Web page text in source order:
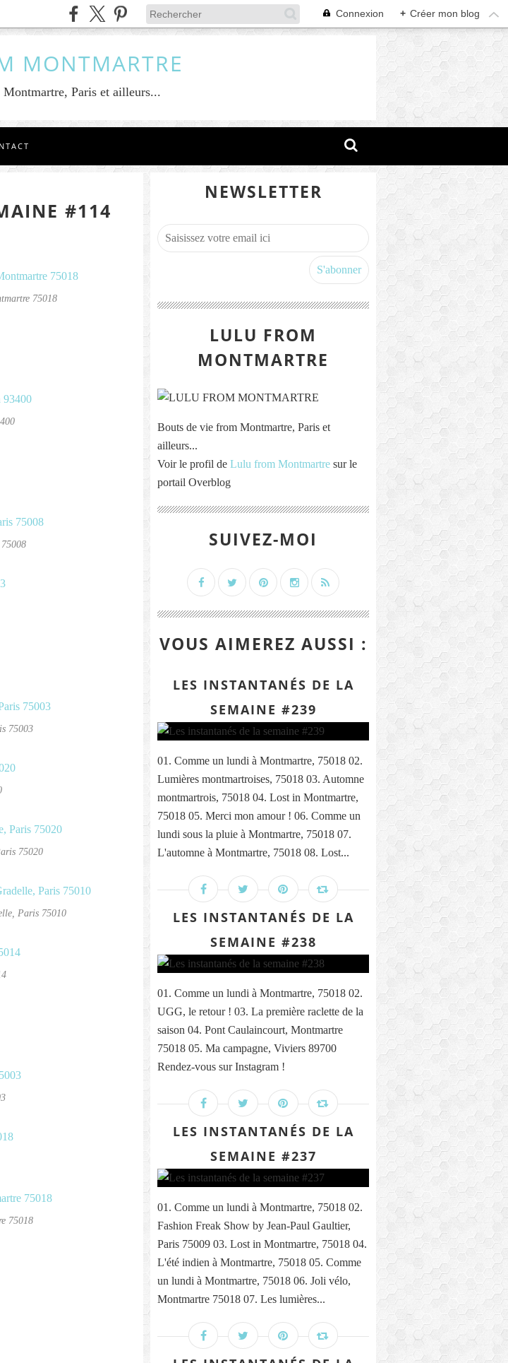
Connexion + Créer mon blog
MONTMARTRE
Paris et ailleurs...
#114
75018
75003
75020
Paris 75010
75018
NEWSLETTER
LULU FROM
MONTMARTRE
Bouts de vie from Montmartre, Paris et
ailleurs...
Voir le profil de Lulu from Montmartre sur le
portail Overblog
SUIVEZ-MOI
VOUS AIMEREZ AUSSI :
LES INSTANTANÉS DE LA
SEMAINE #239
01. Comme un lundi à Montmartre, 75018 02.
Lumières montmartroises, 75018 03. Automne
montmartrois, 75018 04. Lost in Montmartre,
75018 05. Merci mon amour ! 06. Comme un
lundi sous la pluie à Montmartre, 75018 07.
L'automne à Montmartre, 75018 08. Lost...
LES INSTANTANÉS DE LA
SEMAINE #238
01. Comme un lundi à Montmartre, 75018 02.
UGG, le retour ! 03. La première raclette de la
saison 04. Pont Caulaincourt, Montmartre
75018 05. Ma campagne, Viviers 89700
Rendez-vous sur Instagram !
LES INSTANTANÉS DE LA
SEMAINE #237
01. Comme un lundi à Montmartre, 75018 02.
Fashion Freak Show by Jean-Paul Gaultier,
Paris 75009 03. Lost in Montmartre, 75018 04.
L'été indien à Montmartre, 75018 05. Comme
un lundi à Montmartre, 75018 06. Joli vélo,
Montmartre 75018 07. Les lumières...